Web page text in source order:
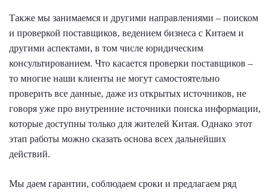
Также мы занимаемся и другими направлениями – поиском
и проверкой поставщиков, ведением бизнеса с Китаем и
другими аспектами, в том числе юридическим
консультированием. Что касается проверки поставщиков –
то многие наши клиенты не могут самостоятельно
проверить все данные, даже из открытых источников, не
говоря уже про внутренние источники поиска информации,
которые доступны только для жителей Китая. Однако этот
этап работы можно сказать основа всех дальнейших
действий.
Мы даем гарантии, соблюдаем сроки и предлагаем ряд